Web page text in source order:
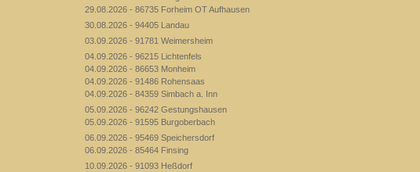
29.08.2026 - 86735 Forheim OT Aufhausen
30.08.2026 - 94405 Landau
03.09.2026 - 91781 Weimersheim
04.09.2026 - 96215 Lichtenfels
04.09.2026 - 86653 Monheim
04.09.2026 - 91486 Rohensaas
04.09.2026 - 84359 Simbach a. Inn
05.09.2026 - 96242 Gestungshausen
05.09.2026 - 91595 Burgoberbach
06.09.2026 - 95469 Speichersdorf
06.09.2026 - 85464 Finsing
10.09.2026 - 91093 Heßdorf